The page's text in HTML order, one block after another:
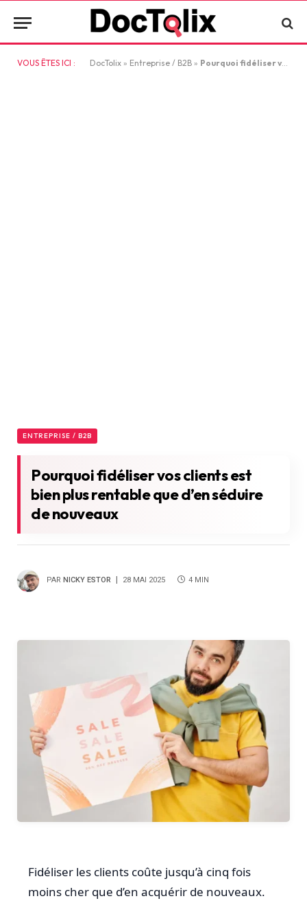
VOUS ÊTES ICI : DocTolix » Entreprise / B2B » Pourquoi fidéliser vos clients est bien plus rentable que d’en séduire de nouveaux
ENTREPRISE / B2B
Pourquoi fidéliser vos clients est
bien plus rentable que d’en séduire
de nouveaux
PAR NICKY ESTOR 28 MAI 2025 4 MIN
Fidéliser les clients coûte jusqu’à cinq fois
moins cher que d’en acquérir de nouveaux.